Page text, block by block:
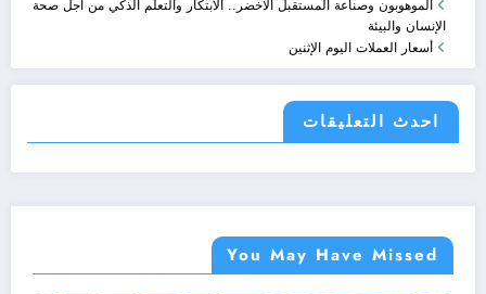
الموهوبون وصناعة المستقبل الأخضر.. الابتكار والتعلم الذكي من أجل صحة
الإنسان والبيئة
أسعار العملات اليوم الإثنين
احدث التعليقات
You May Have Missed